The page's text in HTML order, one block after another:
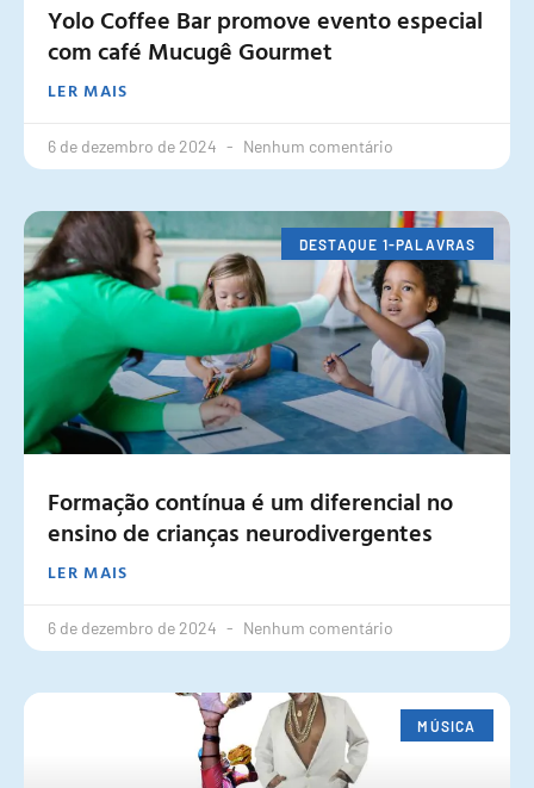
Yolo Coffee Bar promove evento especial
com café Mucugê Gourmet
LER MAIS
6 de dezembro de 2024 Nenhum comentário
DESTAQUE 1-PALAVRAS
Formação contínua é um diferencial no
ensino de crianças neurodivergentes
LER MAIS
6 de dezembro de 2024 Nenhum comentário
MÚSICA